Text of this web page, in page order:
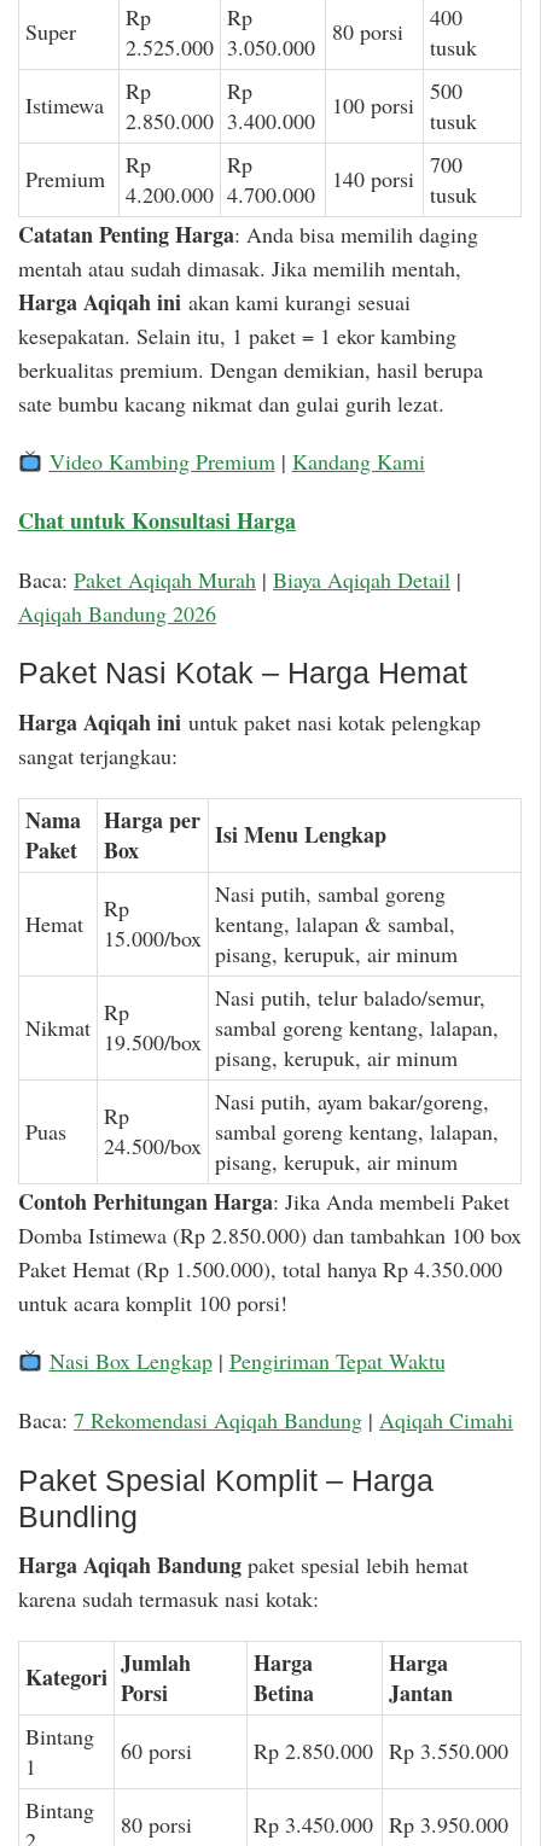
Super
Rp
2.525.000
Rp
3.050.000
80 porsi
400
tusuk
Istimewa
Rp
2.850.000
Rp
3.400.000
100 porsi 500
tusuk
Premium
Rp
4.200.000
Rp
4.700.000
140 porsi 700
tusuk
Catatan Penting Harga: Anda bisa memilih daging
mentah atau sudah dimasak. Jika memilih mentah,
Harga Aqiqah ini akan kami kurangi sesuai
kesepakatan. Selain itu, 1 paket = 1 ekor kambing
berkualitas premium. Dengan demikian, hasil berupa
sate bumbu kacang nikmat dan gulai gurih lezat.
Video Kambing Premium| Kandang Kami
Chat untuk Konsultasi Harga
Baca: Paket Aqiqah Murah | Biaya Aqiqah Detail |
Aqiqah Bandung 2026
Paket Nasi Kotak – Harga Hemat
Harga Aqiqah ini untuk paket nasi kotak pelengkap
sangat terjangkau:
Nama
Paket
Harga per
Box
Isi Menu Lengkap
Hemat
Rp
15.000/box
Nasi putih, sambal goreng
kentang, lalapan & sambal,
pisang, kerupuk, air minum
Nikmat
Rp
19.500/box
Nasi putih, telur balado/semur,
sambal goreng kentang, lalapan,
pisang, kerupuk, air minum
Puas
Rp
24.500/box
Nasi putih, ayam bakar/goreng,
sambal goreng kentang, lalapan,
pisang, kerupuk, air minum
Contoh Perhitungan Harga: Jika Anda membeli Paket
Domba Istimewa (Rp 2.850.000) dan tambahkan 100 box
Paket Hemat (Rp 1.500.000), total hanya Rp 4.350.000
untuk acara komplit 100 porsi!
Nasi Box Lengkap| Pengiriman Tepat Waktu
Baca: 7 Rekomendasi Aqiqah Bandung | Aqiqah Cimahi
Paket Spesial Komplit – Harga
Bundling
Harga Aqiqah Bandung paket spesial lebih hemat
karena sudah termasuk nasi kotak:
Kategori Jumlah
Porsi
Harga
Betina
Harga
Jantan
Bintang
1
60 porsi Rp 2.850.000 Rp 3.550.000
Bintang
2
80 porsi Rp 3.450.000 Rp 3.950.000